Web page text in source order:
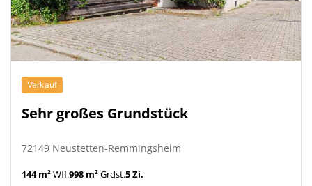
Verkauf
Sehr großes Grundstück
72149 Neustetten-Remmingsheim
144 m²Wfl.998 m²Grdst.5 Zi.